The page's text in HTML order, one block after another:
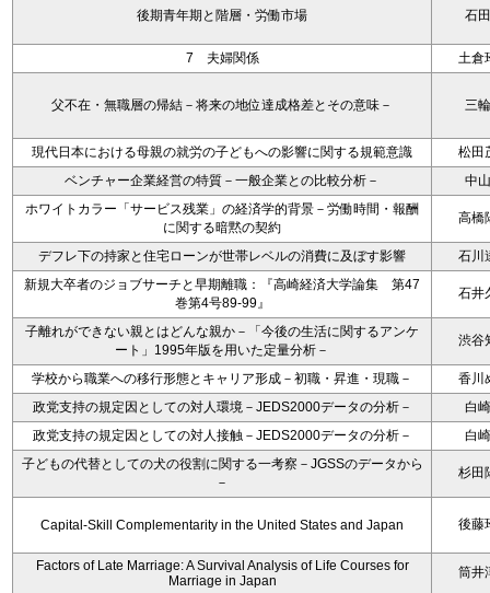
後期青年期と階層・労働市場 石
7 夫婦関係 土倉
父不在・無職層の帰結－将来の地位達成格差とその意味－ 三
現代日本における母親の就労の子どもへの影響に関する規範意識
松田
ベンチャー企業経営の特質－一般企業との比較分析－
中
ホワイトカラー「サービス残業」の経済学的背景－労働時間・報酬
に関する暗黙の契約
高橋
デフレ下の持家と住宅ローンが世帯レベルの消費に及ぼす影響
石川
新規大卒者のジョブサーチと早期離職：『高崎経済大学論集 第47
巻第4号89-99』
石井
子離れができない親とはどんな親か－「今後の生活に関するアンケ
ート」1995年版を用いた定量分析－
渋谷
学校から職業への移行形態とキャリア形成－初職・昇進・現職－
香川
政党支持の規定因としての対人環境－JEDS2000データの分析－
白
政党支持の規定因としての対人接触－JEDS2000データの分析－
白
子どもの代替としての犬の役割に関する一考察－JGSSのデータから
－
杉田
Capital-Skill Complementarity in the United States and Japan 後藤
Factors of Late Marriage: A Survival Analysis of Life Courses for
Marriage in Japan
筒井